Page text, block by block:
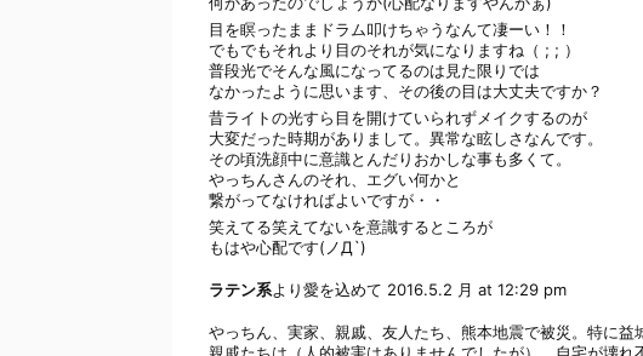
目を瞑ったままドラム叩けちゃうなんて凄ーい！！
でもでもそれより目のそれが気になりますね（ ; ; ）
普段光でそんな風になってるのは見た限りでは
なかったように思います、その後の目は大丈夫ですか？
昔ライトの光すら目を開けていられずメイクするのが
大変だった時期がありまして。異常な眩しさなんです。
その頃洗顔中に意識とんだりおかしな事も多くて。
やっちんさんのそれ、エグい何かと
繋がってなければよいですが・・
笑えてる笑えてないを意識するところが
もはや心配です(ノД`)
ラテン系より愛を込めて 2016.5.2 月 at 12:29 pm
やっちん、実家、親戚、友人たち、熊本地震で被災。特に益